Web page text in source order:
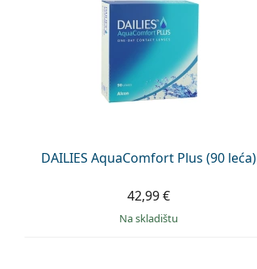
DAILIES AquaComfort Plus (90 leća)
42,99 €
na skladištu